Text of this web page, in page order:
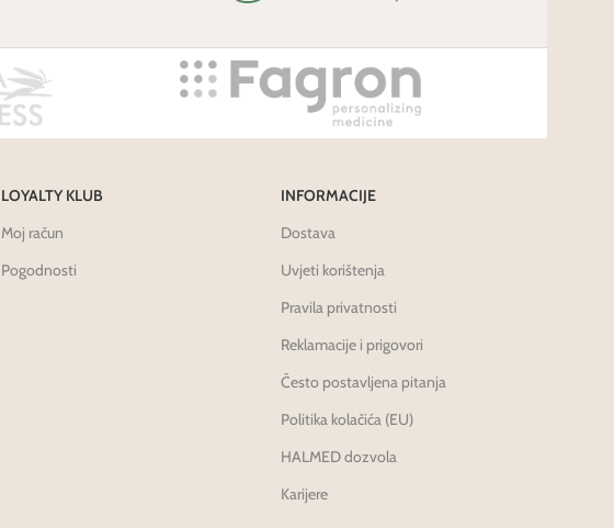
LOYALTY KLUB
Moj račun
Pogodnosti
INFORMACIJE
Dostava
Uvjeti korištenja
Pravila privatnosti
Reklamacije i prigovori
Često postavljena pitanja
Politika kolačića (EU)
HALMED dozvola
Karijere